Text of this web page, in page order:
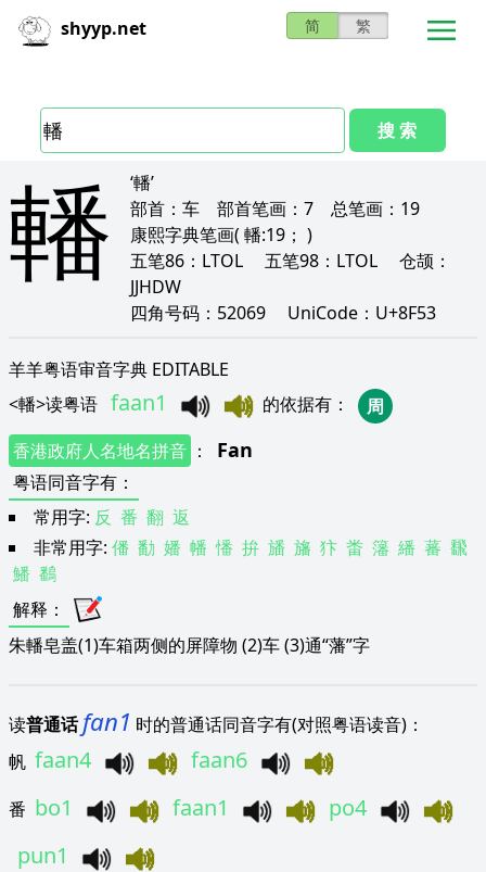
shyyp.net 简 繁
搜 索
轓
‘轓’
部首： 车 部首笔画： 7 总笔画： 19
康熙字典笔画( 轓:19； )
五笔86： LTOL 五笔98： LTOL 仓颉：
JJHDW
四角号码： 52069 UniCode： U+8F53
羊羊粤语审音字典 EDITABLE
<轓>读粤语 faan1 的依据有 ：
周
香港政府人名地名拼音 ： Fan
粤语同音字有 ：
常用字: 反 番 翻 返
非常用字: 僠 勫 嬏 幡 憣 拚 旙 旛 犿 畨 籓 繙 蕃 飜
鱕 鷭
解释 ：
朱轓皂盖(1)车箱两侧的屏障物 (2)车 (3)通“藩”字
读普通话 fan1 时的普通话同音字有(对照粤语读音)：
帆 faan4 faan6
番 bo1 faan1
po4
pun1